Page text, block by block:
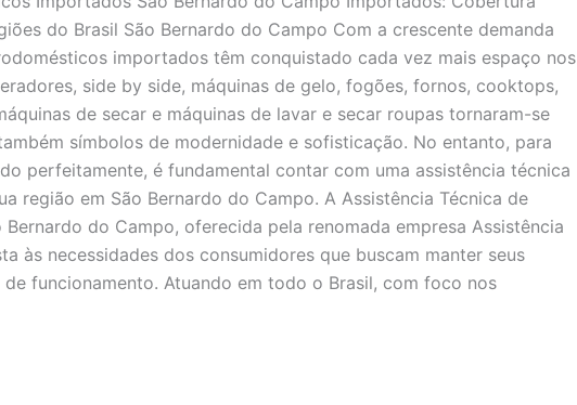
do Brasil São Bernardo do Campo Com a crescente demanda
importados têm conquistado cada vez mais espaço nos
side by side, máquinas de gelo, fogões, fornos, cooktops,
de secar e máquinas de lavar e secar roupas tornaram-se
símbolos de modernidade e sofisticação. No entanto, para
perfeitamente, é fundamental contar com uma assistência técnica
região em São Bernardo do Campo. A Assistência Técnica de
do Campo, oferecida pela renomada empresa Assistência
às necessidades dos consumidores que buscam manter seus
funcionamento. Atuando em todo o Brasil, com foco nos